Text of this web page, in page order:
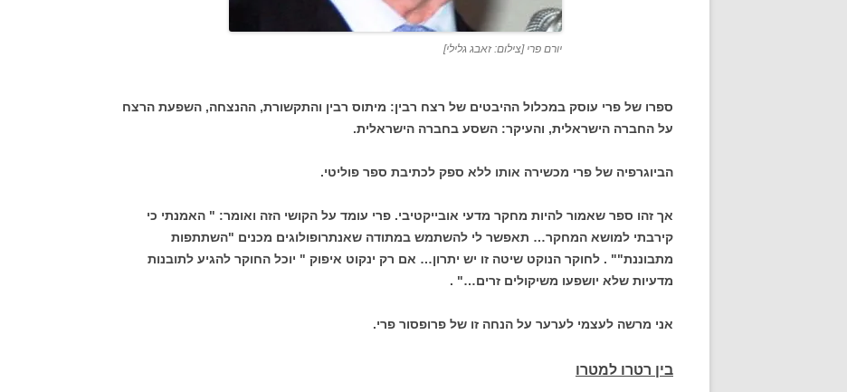
יורם פרי [צילום: זאבג גלילי]
ספרו של פרי עוסק במכלול ההיבטים של רצח רבין: מיתוס רבין והתקשורת, ההנצחה, השפעת הרצח
על החברה הישראלית, והעיקר: השסע בחברה הישראלית.
הביוגרפיה של פרי מכשירה אותו ללא ספק לכתיבת ספר פוליטי.
אך זהו ספר שאמור להיות מחקר מדעי אובייקטיבי. פרי עומד על הקושי הזה ואומר: " האמנתי כי
קירבתי למושא המחקר… תאפשר לי להשתמש במתודה שאנתרופולוגים מכנים "השתתפות
מתבוננת"" . לחוקר הנוקט שיטה זו יש יתרון… אם רק ינקוט איפוק " יוכל החוקר להגיע לתובנות
מדעיות שלא יושפעו משיקולים זרים…" .
אני מרשה לעצמי לערער על הנחה זו של פרופסור פרי.
בין רטרו למטרו